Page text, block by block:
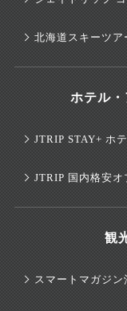
北海道スキーツア
ホテル
JTRIP STAY+ ホ
JTRIP 国内格安
観
スマートマガジン